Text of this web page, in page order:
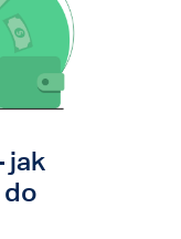
jak